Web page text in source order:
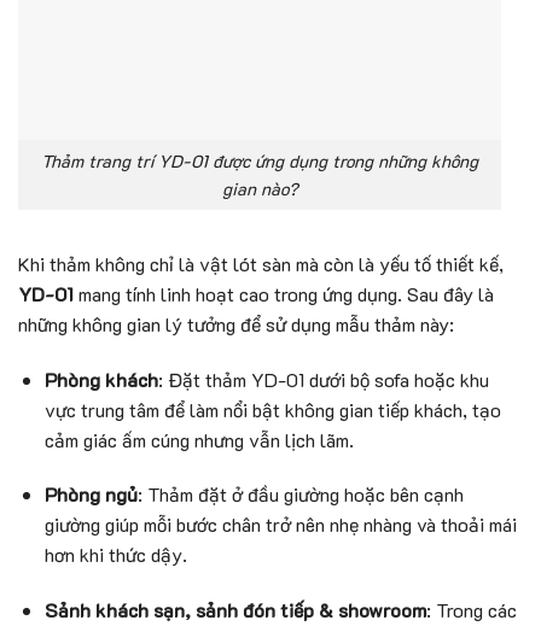
Thảm trang trí YD-01 được ứng dụng trong những không
gian nào?
Khi thảm không chỉ là vật lót sàn mà còn là yếu tố thiết kế,
YD-01mang tính linh hoạt cao trong ứng dụng. Sau đây là
những không gian lý tưởng để sử dụng mẫu thảm này:
Phòng khách: Đặt thảm YD-01 dưới bộ sofa hoặc khu
vực trung tâm để làm nổi bật không gian tiếp khách, tạo
cảm giác ấm cúng nhưng vẫn lịch lãm.
Phòng ngủ: Thảm đặt ở đầu giường hoặc bên cạnh
giường giúp mỗi bước chân trở nên nhẹ nhàng và thoải mái
hơn khi thức dậy.
Sảnh khách sạn, sảnh đón tiếp & showroom: Trong các